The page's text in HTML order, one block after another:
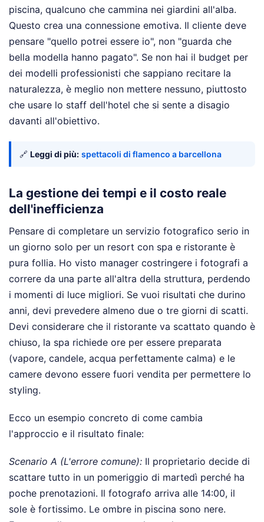
piscina, qualcuno che cammina nei giardini all'alba.
Questo crea una connessione emotiva. Il cliente deve
pensare "quello potrei essere io", non "guarda che
bella modella hanno pagato". Se non hai il budget per
dei modelli professionisti che sappiano recitare la
naturalezza, è meglio non mettere nessuno, piuttosto
che usare lo staff dell'hotel che si sente a disagio
davanti all'obiettivo.
🔗 Leggi di più: spettacoli di flamenco a barcellona
La gestione dei tempi e il costo reale
dell'inefficienza
Pensare di completare un servizio fotografico serio in
un giorno solo per un resort con spa e ristorante è
pura follia. Ho visto manager costringere i fotografi a
correre da una parte all'altra della struttura, perdendo
i momenti di luce migliori. Se vuoi risultati che durino
anni, devi prevedere almeno due o tre giorni di scatti.
Devi considerare che il ristorante va scattato quando è
chiuso, la spa richiede ore per essere preparata
(vapore, candele, acqua perfettamente calma) e le
camere devono essere fuori vendita per permettere lo
styling.
Ecco un esempio concreto di come cambia
l'approccio e il risultato finale:
Scenario A (L'errore comune): Il proprietario decide di
scattare tutto in un pomeriggio di martedì perché ha
poche prenotazioni. Il fotografo arriva alle 14:00, il
sole è fortissimo. Le ombre in piscina sono nere.